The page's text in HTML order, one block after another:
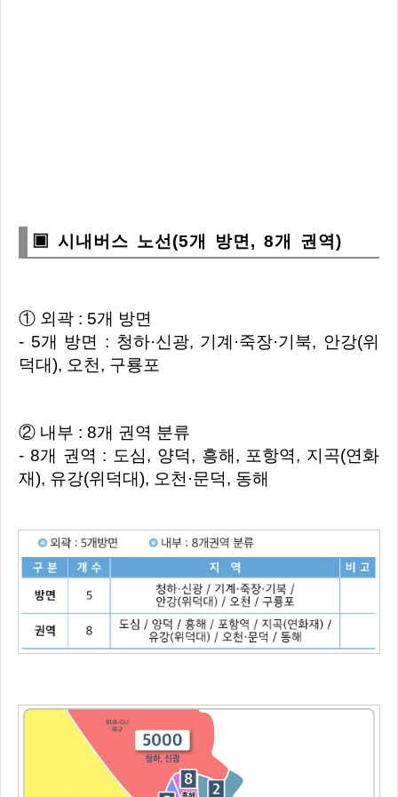
▣ 시내버스 노선(5개 방면, 8개 권역)
① 외곽 : 5개 방면
- 5개 방면 : 청하·신광, 기계·죽장·기북, 안강(위
덕대), 오천, 구룡포
② 내부 : 8개 권역 분류
- 8개 권역 : 도심, 양덕, 흥해, 포항역, 지곡(연화
재), 유강(위덕대), 오천·문덕, 동해